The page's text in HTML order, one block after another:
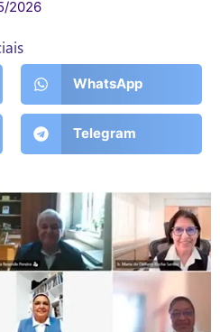
2026
WhatsApp
Telegram